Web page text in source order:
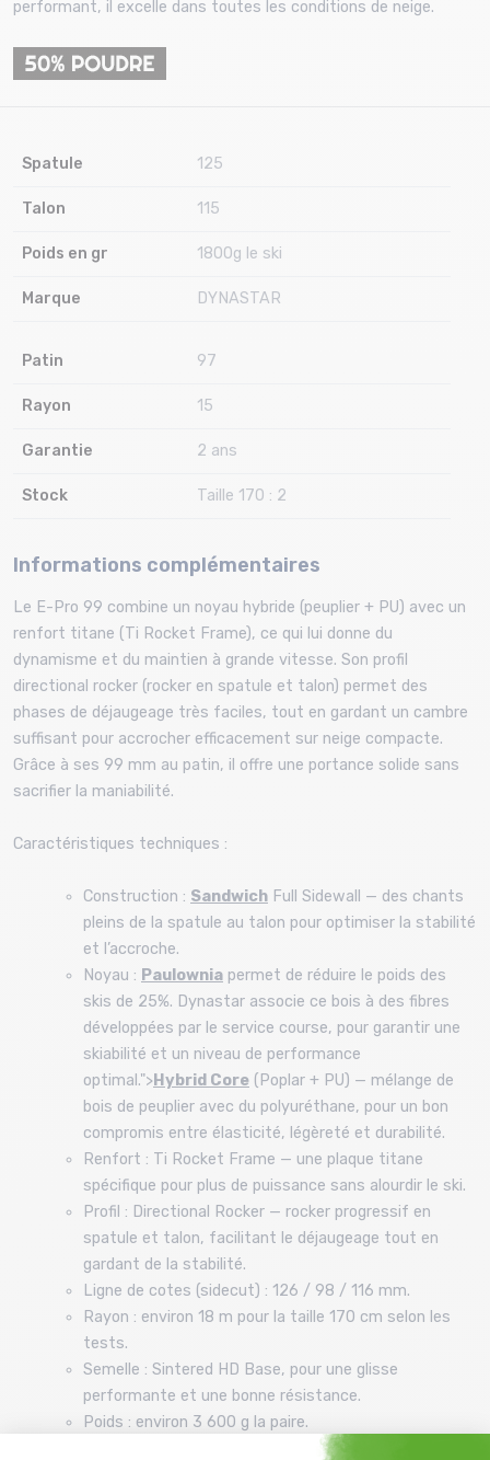
performant, il excelle dans toutes les conditions de neige.
Spatule 125
Talon 115
Poids en gr 1800g le ski
Marque DYNASTAR
Patin 97
Rayon 15
Garantie 2 ans
Stock Taille 170 : 2
Informations complémentaires
Le E-Pro 99 combine un noyau hybride (peuplier + PU) avec un
renfort titane (Ti Rocket Frame), ce qui lui donne du
dynamisme et du maintien à grande vitesse. Son profil
directional rocker (rocker en spatule et talon) permet des
phases de déjaugeage très faciles, tout en gardant un cambre
suffisant pour accrocher efficacement sur neige compacte.
Grâce à ses 99 mm au patin, il offre une portance solide sans
sacrifier la maniabilité.
Caractéristiques techniques :
Construction : Sandwich Full Sidewall — des chants
pleins de la spatule au talon pour optimiser la stabilité
et l’accroche.
Noyau : Paulownia permet de réduire le poids des
skis de 25%. Dynastar associe ce bois à des fibres
développées par le service course, pour garantir une
skiabilité et un niveau de performance
optimal."> Hybrid Core (Poplar + PU) — mélange de
bois de peuplier avec du polyuréthane, pour un bon
compromis entre élasticité, légèreté et durabilité.
Renfort : Ti Rocket Frame — une plaque titane
spécifique pour plus de puissance sans alourdir le ski.
Profil : Directional Rocker — rocker progressif en
spatule et talon, facilitant le déjaugeage tout en
gardant de la stabilité.
Ligne de cotes (sidecut) : 126 / 98 / 116 mm.
Rayon : environ 18 m pour la taille 170 cm selon les
tests.
Semelle : Sintered HD Base, pour une glisse
performante et une bonne résistance.
Poids : environ 3 600 g la paire.
Niveau recommandé : intermédiaire à expert en